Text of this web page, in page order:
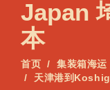
Japan
本
首页 集装箱海运
天津港到